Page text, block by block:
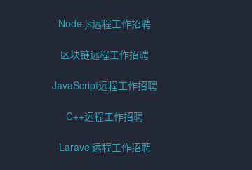
Node.js远程工作招聘
区块链远程工作招聘
JavaScript远程工作招聘
C++远程工作招聘
Laravel远程工作招聘